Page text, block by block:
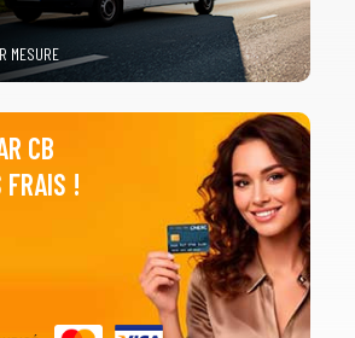
MESURE
CB
FRAIS !